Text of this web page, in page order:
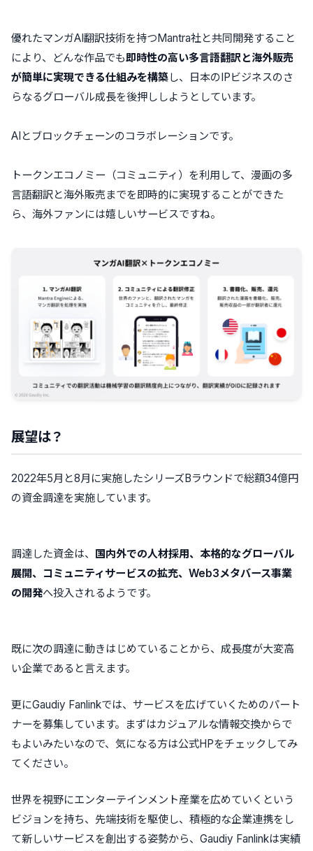
優れたマンガAI翻訳技術を持つMantra社と共同開発すること
により、どんな作品でも即時性の高い多言語翻訳と海外販売
が簡単に実現できる仕組みを構築し、日本のIPビジネスのさ
らなるグローバル成長を後押ししようとしています。
AIとブロックチェーンのコラボレーションです。
トークンエコノミー（コミュニティ）を利用して、漫画の多
言語翻訳と海外販売までを即時的に実現することができた
ら、海外ファンには嬉しいサービスですね。
展望は？
2022年5月と8月に実施したシリーズBラウンドで総額34億円
の資金調達を実施しています。
調達した資金は、
国内外での人材採用、本格的なグローバル
展開、コミュニティサービスの拡充、Web3メタバース事業
の開発へ投入されるようです。
既に次の調達に動きはじめていることから、成長度が大変高
い企業であると言えます。
更にGaudiy Fanlinkでは、サービスを広げていくためのパート
ナーを募集しています。まずはカジュアルな情報交換からで
もよいみたいなので、気になる方は公式HPをチェックしてみ
てください。
世界を視野にエンターテインメント産業を広めていくという
ビジョンを持ち、先端技術を駆使し、積極的な企業連携をし
て新しいサービスを創出する姿勢から、Gaudiy Fanlinkは実績